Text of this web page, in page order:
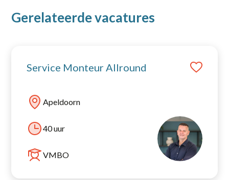
Gerelateerde vacatures
Service Monteur Allround
Apeldoorn
40 uur
VMBO